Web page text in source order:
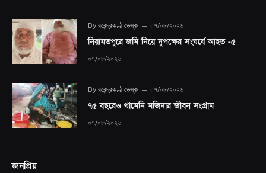
By বরেন্দ্রকণ্ঠ ডেস্ক ০৭/০৮/২০২৬
নিয়ামতপুরে জমি নিয়ে দুপক্ষের সংঘর্ষে আহত -৫
০৭/০৮/২০২৬
By বরেন্দ্রকণ্ঠ ডেস্ক ০৭/০৮/২০২৬
৭৫ বছরেও থামেনি মজিদার জীবন সংগ্রাম
০৭/০৮/২০২৬
জনপ্রিয়